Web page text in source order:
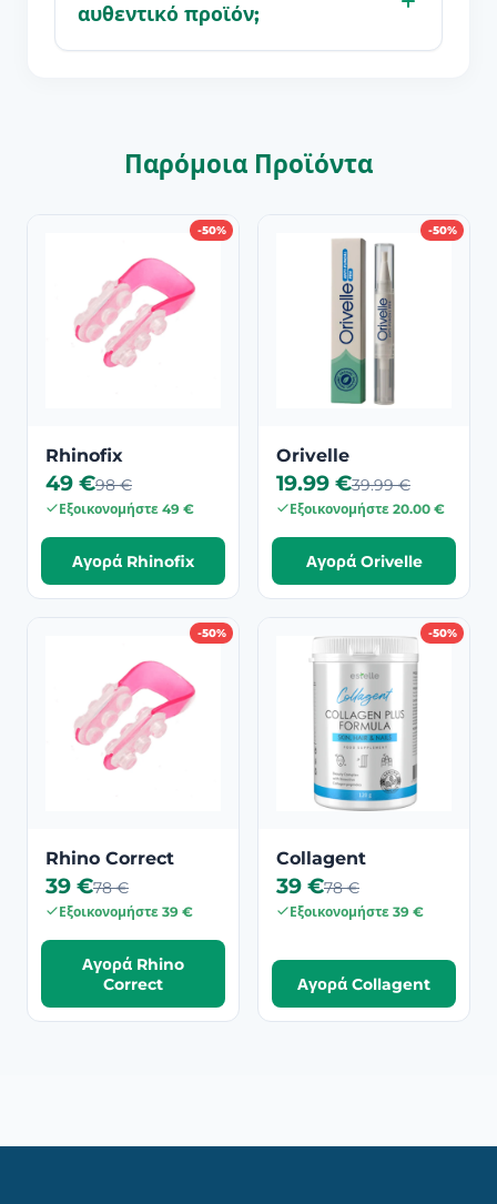
αυθεντικό προϊόν;
Παρόμοια Προϊόντα
-50%
Rhinofix
49 €98 €
Εξοικονομήστε 49 €
Αγορά Rhinofix
-50%
Orivelle
19.99 €39.99 €
Εξοικονομήστε 20.00 €
Αγορά Orivelle
-50%
Rhino Correct
39 €78 €
Εξοικονομήστε 39 €
Αγορά Rhino
Correct
-50%
Collagent
39 €78 €
Εξοικονομήστε 39 €
Αγορά Collagent